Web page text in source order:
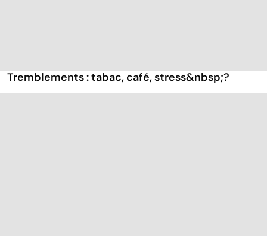
Tremblements : tabac, café, stress&nbsp;?